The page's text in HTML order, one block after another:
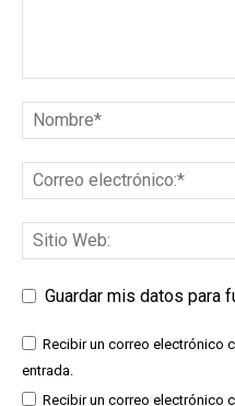
Guardar mis datos para
Recibir un correo electrónico
entrada.
Recibir un correo electrónico